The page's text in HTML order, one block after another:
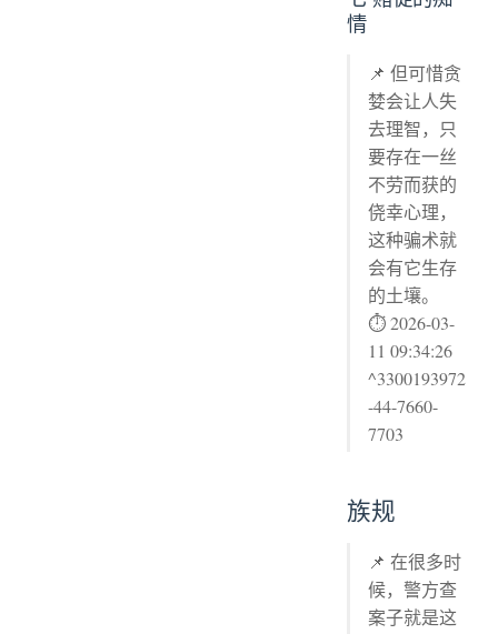
情
📌 但可惜贪
婪会让人失
去理智，只
要存在一丝
不劳而获的
侥幸心理，
这种骗术就
会有它生存
的土壤。
⏱ 2026-03-
11 09:34:26
^3300193972
-44-7660-
7703
族规
📌 在很多时
候，警方查
案子就是这